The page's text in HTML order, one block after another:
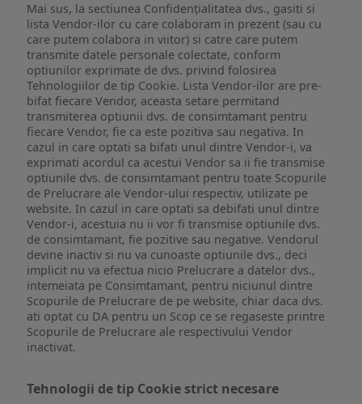
Mai sus, la sectiunea Confidențialitatea dvs., gasiti si
lista Vendor-ilor cu care colaboram in prezent (sau cu
care putem colabora in viitor) si catre care putem
transmite datele personale colectate, conform
optiunilor exprimate de dvs. privind folosirea
Tehnologiilor de tip Cookie. Lista Vendor-ilor are pre-
bifat fiecare Vendor, aceasta setare permitand
transmiterea optiunii dvs. de consimtamant pentru
fiecare Vendor, fie ca este pozitiva sau negativa. In
cazul in care optati sa bifati unul dintre Vendor-i, va
exprimati acordul ca acestui Vendor sa ii fie transmise
optiunile dvs. de consimtamant pentru toate Scopurile
de Prelucrare ale Vendor-ului respectiv, utilizate pe
website. In cazul in care optati sa debifati unul dintre
Vendor-i, acestuia nu ii vor fi transmise optiunile dvs.
de consimtamant, fie pozitive sau negative. Vendorul
devine inactiv si nu va cunoaste optiunile dvs., deci
implicit nu va efectua nicio Prelucrare a datelor dvs.,
intemeiata pe Consimtamant, pentru niciunul dintre
Scopurile de Prelucrare de pe website, chiar daca dvs.
ati optat cu DA pentru un Scop ce se regaseste printre
Scopurile de Prelucrare ale respectivului Vendor
inactivat.
Tehnologii de tip Cookie strict necesare